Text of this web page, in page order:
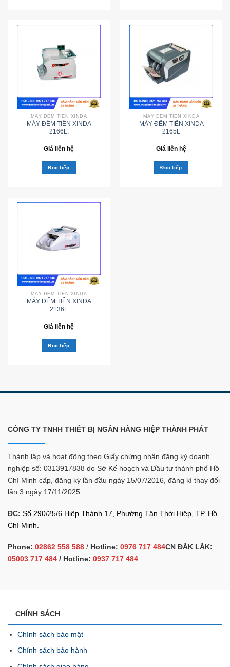
MÁY ĐẾM TIỀN XINDA
MÁY ĐẾM TIỀN XINDA
2166L.
Giá liên hệ
Đọc tiếp
MÁY ĐẾM TIỀN XINDA
MÁY ĐẾM TIỀN XINDA
2165L
Giá liên hệ
Đọc tiếp
MÁY ĐẾM TIỀN XINDA
MÁY ĐẾM TIỀN XINDA
2136L
Giá liên hệ
Đọc tiếp
CÔNG TY TNHH THIẾT BỊ NGÂN HÀNG HIỆP THÀNH PHÁT
Thành lập và hoạt động theo Giấy chứng nhận đăng ký doanh
nghiệp số: 0313917838 do Sở Kế hoạch và Đầu tư thành phố Hồ
Chí Minh cấp, đăng ký lần đầu ngày 15/07/2016, đăng kí thay đổi
lần 3 ngày 17/11/2025
ĐC: Số 290/25/6 Hiệp Thành 17, Phường Tân Thới Hiệp, TP. Hồ
Chí Minh.
Phone: 02862 558 588 / Hotline: 0976 717 484CN ĐĂK LĂK:
05003 717 484 / Hotline: 0937 717 484
CHÍNH SÁCH
Chính sách bảo mật
Chính sách bảo hành